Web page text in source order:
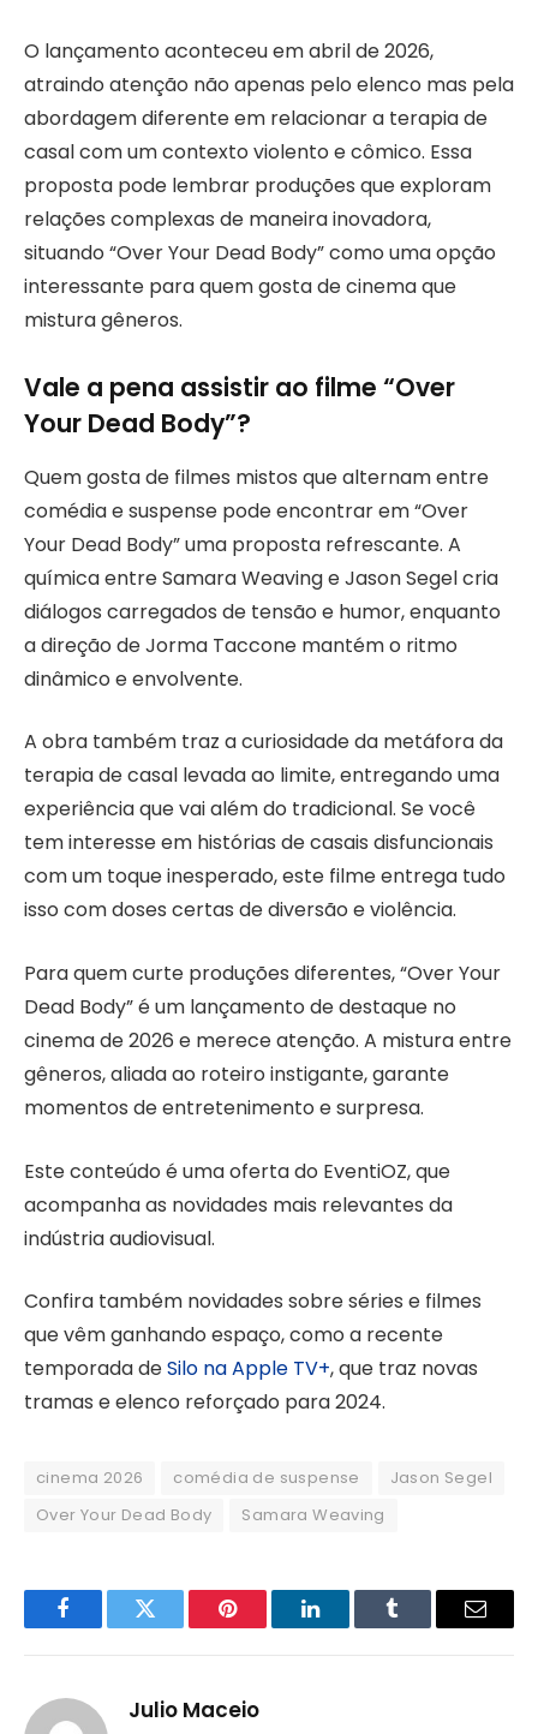
O lançamento aconteceu em abril de 2026,
atraindo atenção não apenas pelo elenco mas pela
abordagem diferente em relacionar a terapia de
casal com um contexto violento e cômico. Essa
proposta pode lembrar produções que exploram
relações complexas de maneira inovadora,
situando “Over Your Dead Body” como uma opção
interessante para quem gosta de cinema que
mistura gêneros.
Vale a pena assistir ao filme “Over
Your Dead Body”?
Quem gosta de filmes mistos que alternam entre
comédia e suspense pode encontrar em “Over
Your Dead Body” uma proposta refrescante. A
química entre Samara Weaving e Jason Segel cria
diálogos carregados de tensão e humor, enquanto
a direção de Jorma Taccone mantém o ritmo
dinâmico e envolvente.
A obra também traz a curiosidade da metáfora da
terapia de casal levada ao limite, entregando uma
experiência que vai além do tradicional. Se você
tem interesse em histórias de casais disfuncionais
com um toque inesperado, este filme entrega tudo
isso com doses certas de diversão e violência.
Para quem curte produções diferentes, “Over Your
Dead Body” é um lançamento de destaque no
cinema de 2026 e merece atenção. A mistura entre
gêneros, aliada ao roteiro instigante, garante
momentos de entretenimento e surpresa.
Este conteúdo é uma oferta do EventiOZ, que
acompanha as novidades mais relevantes da
indústria audiovisual.
Confira também novidades sobre séries e filmes
que vêm ganhando espaço, como a recente
temporada deSilo na Apple TV+, que traz novas
tramas e elenco reforçado para 2024.
cinema 2026 comédia de suspense
Jason Segel
Over Your Dead Body
Samara Weaving
FacebookTwitter Pinterest LinkedInTumblr Email
Julio Maceio